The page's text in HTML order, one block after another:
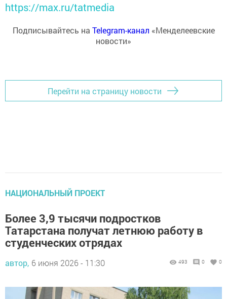
https://max.ru/tatmedia
Подписывайтесь на Telegram-канал «Менделеевские
новости»
Перейти на страницу новости
НАЦИОНАЛЬНЫЙ ПРОЕКТ
Более 3,9 тысячи подростков
Татарстана получат летнюю работу в
студенческих отрядах
автор, 6 июня 2026 - 11:30 493 0 0